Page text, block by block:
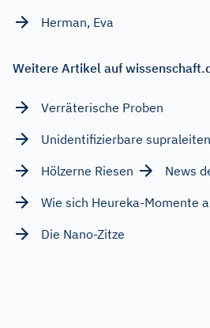
Herman, Eva
Weitere Artikel auf
Verräterische Proben
Unidentifizierbare
Hölzerne Riesen
News
Wie sich Heureka-Momente
Die Nano-Zitze